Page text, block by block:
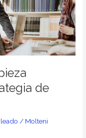
de
/ Molteni